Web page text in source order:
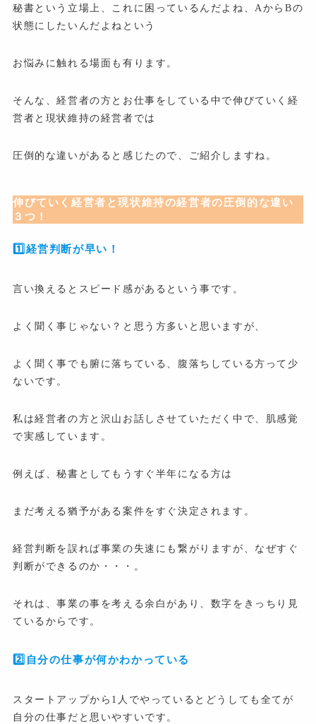
秘書という立場上、これに困っているんだよね、AからBの
状態にしたいんだよねという
お悩みに触れる場面も有ります。
そんな、経営者の方とお仕事をしている中で伸びていく経
営者と現状維持の経営者では
圧倒的な違いがあると感じたので、ご紹介しますね。
伸びていく経営者と現状維持の経営者の圧倒的な違い
３つ！
1️⃣経営判断が早い！
言い換えるとスピード感があるという事です。
よく聞く事じゃない？と思う方多いと思いますが、
よく聞く事でも腑に落ちている、腹落ちしている方って少
ないです。
私は経営者の方と沢山お話しさせていただく中で、肌感覚
で実感しています。
例えば、秘書としてもうすぐ半年になる方は
まだ考える猶予がある案件をすぐ決定されます。
経営判断を誤れば事業の失速にも繋がりますが、なぜすぐ
判断ができるのか・・・。
それは、事業の事を考える余白があり、数字をきっちり見
ているからです。
2️⃣自分の仕事が何かわかっている
スタートアップから1人でやっているとどうしても全てが
自分の仕事だと思いやすいです。